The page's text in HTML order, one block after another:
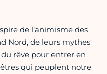
de l’animisme des
Nord, de leurs mythes
rêve pour entrer en
êtres qui peuplent notre